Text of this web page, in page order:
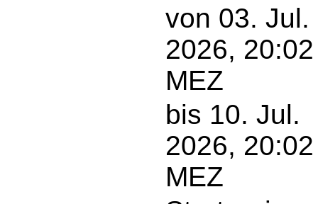
von 03. Jul.
2026, 20:02
MEZ
bis 10. Jul.
2026, 20:02
MEZ